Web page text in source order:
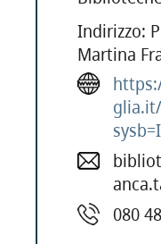
Indirizzo:
Martina
080